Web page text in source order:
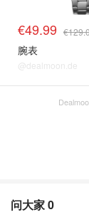
€49.99
腕表
@dealmoon.de
问大家0